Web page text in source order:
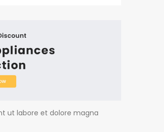
ut labore et dolore magna